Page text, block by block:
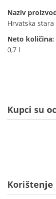
Naziv
Hrvatska
Neto količina:
0,7 l
Kupci su
Korištenje